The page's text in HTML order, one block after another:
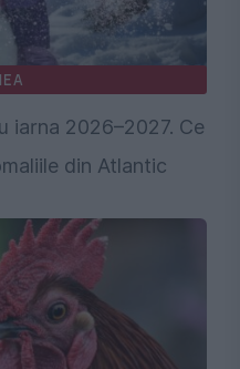
iarna 2026–2027. Ce
din Atlantic